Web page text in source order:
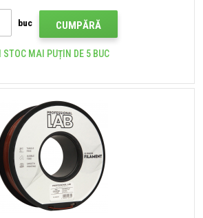
buc CUMPĂRĂ
STOC MAI PUȚIN DE 5 BUC